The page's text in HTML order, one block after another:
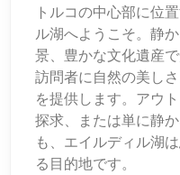
トルコの中心部に位
ル湖へようこそ。静
景、豊かな文化遺産
訪問者に自然の美し
を提供します。アウ
探求、または単に静
も、エイルディル湖
る目的地です。